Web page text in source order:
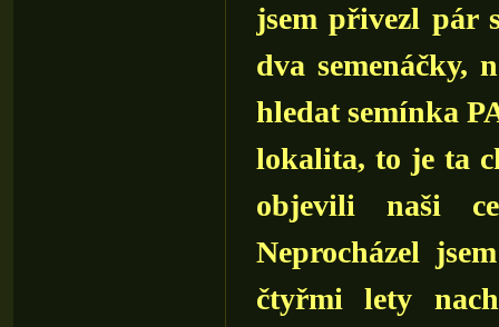
jsem přivezl pár
dva semenáčky,
hledat semínka
lokalita, to je ta
objevili naši
Neprocházel
čtyřmi lety